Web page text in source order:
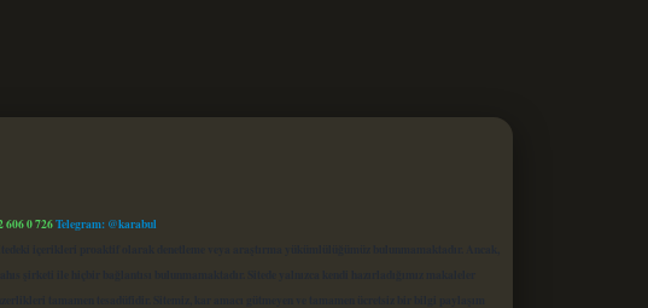
606 0 726Telegram: @karabul
içerikleri proaktif olarak denetleme veya araştırma yükümlülüğümüz bulunmamaktadır. Ancak,